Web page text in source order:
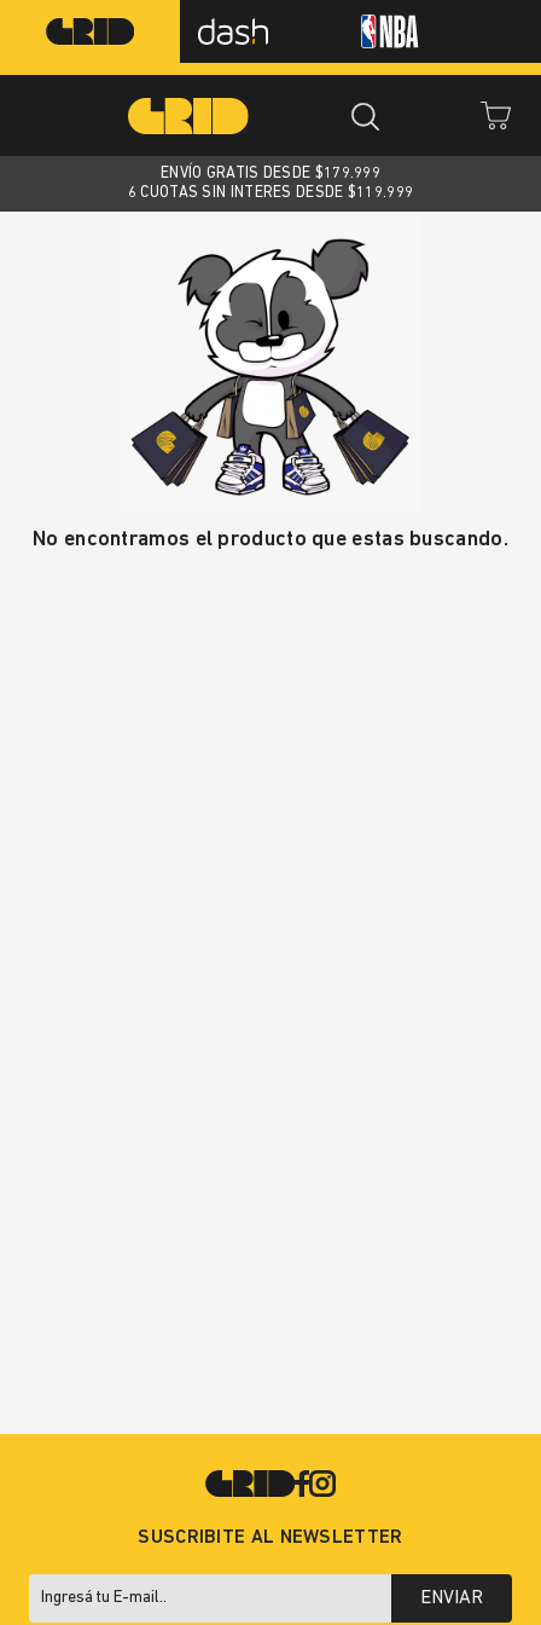
ENVÍO GRATIS DESDE $179.999
6 CUOTAS SIN INTERES DESDE $119.999
No encontramos el producto que estas buscando.
SUSCRIBITE AL NEWSLETTER
ENVIAR